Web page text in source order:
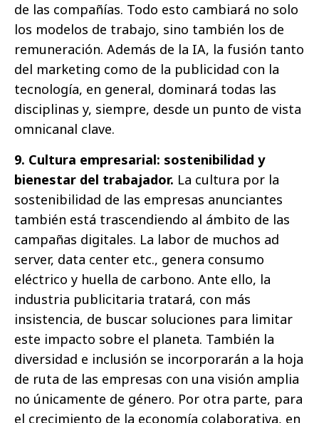
de las compañías. Todo esto cambiará no solo
los modelos de trabajo, sino también los de
remuneración. Además de la IA, la fusión tanto
del marketing como de la publicidad con la
tecnología, en general, dominará todas las
disciplinas y, siempre, desde un punto de vista
omnicanal clave.
9. Cultura empresarial: sostenibilidad y
bienestar del trabajador. La cultura por la
sostenibilidad de las empresas anunciantes
también está trascendiendo al ámbito de las
campañas digitales. La labor de muchos ad
server, data center etc., genera consumo
eléctrico y huella de carbono. Ante ello, la
industria publicitaria tratará, con más
insistencia, de buscar soluciones para limitar
este impacto sobre el planeta. También la
diversidad e inclusión se incorporarán a la hoja
de ruta de las empresas con una visión amplia
no únicamente de género. Por otra parte, para
el crecimiento de la economía colaborativa, en